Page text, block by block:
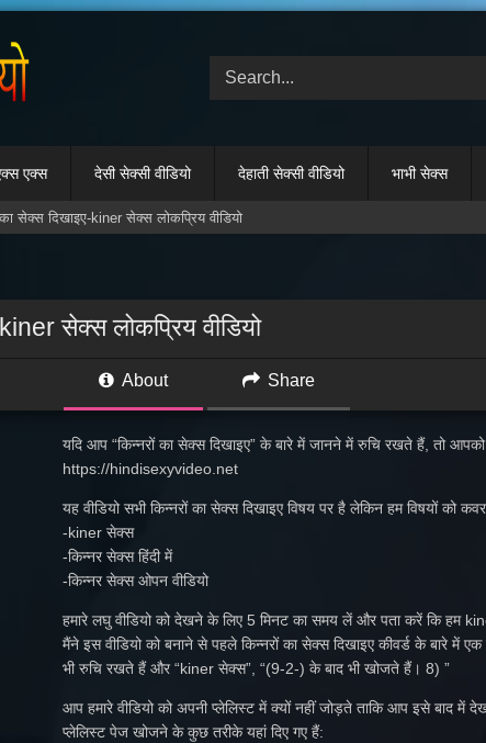
एक्स देसी सेक्सी वीडियो देहाती सेक्सी वीडियो भाभी सेक्स
का सेक्स दिखाइए-kiner सेक्स लोकप्रिय वीडियो
सेक्स लोकप्रिय वीडियो
About Share
यदि आप “किन्नरों का सेक्स दिखाइए” के बारे में जानने में रुचि रखते हैं, तो आपको
https://hindisexyvideo.net
यह वीडियो सभी किन्नरों का सेक्स दिखाइए विषय पर है लेकिन हम विषयों को
-kiner सेक्स
-किन्नर सेक्स हिंदी में
-किन्नर सेक्स ओपन वीडियो
हमारे लघु वीडियो को देखने के लिए 5 मिनट का समय लें और पता करें कि हम
मैंने इस वीडियो को बनाने से पहले किन्नरों का सेक्स दिखाइए कीवर्ड के बारे में
भी रुचि रखते हैं और “kiner सेक्स”, “(9-2-) के बाद भी खोजते हैं। 8) ”
आप हमारे वीडियो को अपनी प्लेलिस्ट में क्यों नहीं जोड़ते ताकि आप इसे बाद में
प्लेलिस्ट पेज खोजने के कुछ तरीके यहां दिए गए हैं: